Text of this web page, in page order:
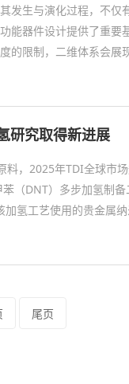
发生与演化过程，不仅
能器件设计提供了重要
的限制，二维体系会展
变理论框架。在单层过
其微观机制也...
研究取得新进展
料，2025年TDI全球市
（DNT）多步加氢制
加氢工艺使用的贵金属
题，导致催化剂成本高
尾页